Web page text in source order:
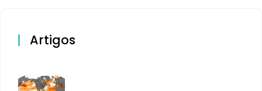
Artigos